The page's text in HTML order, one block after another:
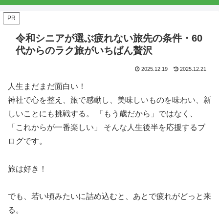
PR
令和シニアが選ぶ疲れない旅先の条件・60
代からのラク旅がいちばん贅沢
2025.12.19 2025.12.21
人生まだまだ面白い！
神社で心を整え、旅で感動し、美味しいものを味わい、新
しいことにも挑戦する。 「もう歳だから」ではなく、
「これからが一番楽しい」 そんな人生後半を応援するブ
ログです。
旅は好き！
でも、若い頃みたいに詰め込むと、あとで疲れがどっと来
る。